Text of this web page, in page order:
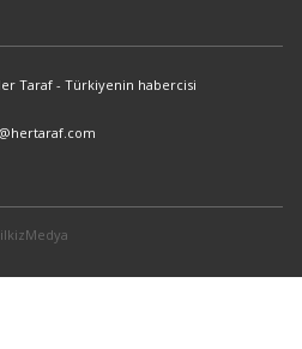
Taraf - Türkiyenin habercisi
ilkizMedya